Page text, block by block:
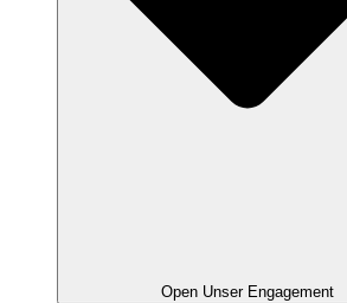
Open Unser Engagement